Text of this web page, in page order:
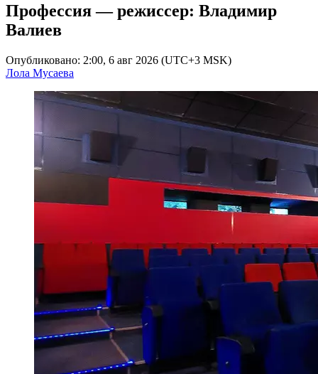
Профессия — режиссер: Владимир
Валиев
Опубликовано: 2:00, 6 авг 2026 (UTC+3 MSK)
Лола Мусаева